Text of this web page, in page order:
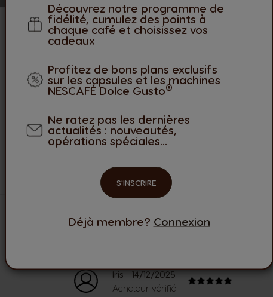
Découvrez notre programme de
fidélité, cumulez des points à
chaque café et choisissez vos
cadeaux
Profitez de bons plans exclusifs
sur les capsules et les machines
NESCAFÉ Dolce Gusto®
Ne ratez pas les dernières
actualités : nouveautés,
opérations spéciales...
S'INSCRIRE
Déjà membre? Connexion
Notes et évaluations
Iris - 14/12/2025
Acheteur vérifié